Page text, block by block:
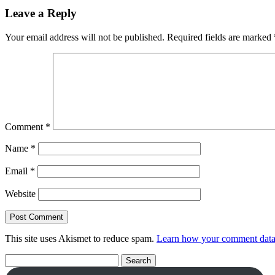
Leave a Reply
Your email address will not be published. Required fields are marked
Comment *
Name *
Email *
Website
This site uses Akismet to reduce spam. Learn how your comment
for: